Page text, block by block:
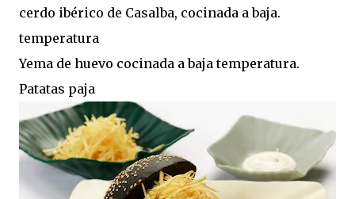
cerdo ibérico de Casalba, cocinada a baja.
temperatura
Yema de huevo cocinada a baja temperatura.
Patatas paja